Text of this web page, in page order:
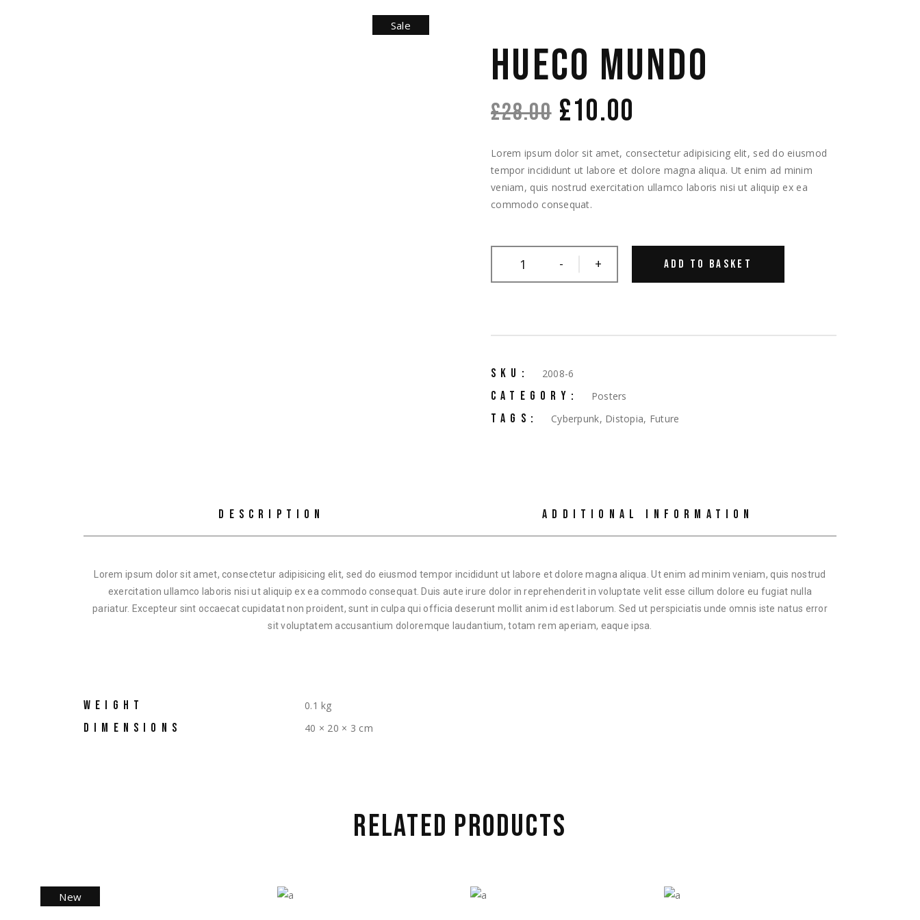
Sale
HUECO MUNDO
£28.00 £10.00
Lorem ipsum dolor sit amet, consectetur adipisicing elit, sed do eiusmod
tempor incididunt ut labore et dolore magna aliqua. Ut enim ad minim
veniam, quis nostrud exercitation ullamco laboris nisi ut aliquip ex ea
commodo consequat.
- + ADD TO BASKET
SKU: 2008-6
CATEGORY: Posters
TAGS: Cyberpunk, Distopia, Future
DESCRIPTION ADDITIONAL INFORMATION
Lorem ipsum dolor sit amet, consectetur adipisicing elit, sed do eiusmod tempor incididunt ut labore et dolore magna aliqua. Ut enim ad minim veniam, quis nostrud
exercitation ullamco laboris nisi ut aliquip ex ea commodo consequat. Duis aute irure dolor in reprehenderit in voluptate velit esse cillum dolore eu fugiat nulla
pariatur. Excepteur sint occaecat cupidatat non proident, sunt in culpa qui officia deserunt mollit anim id est laborum. Sed ut perspiciatis unde omnis iste natus error
sit voluptatem accusantium doloremque laudantium, totam rem aperiam, eaque ipsa.
WEIGHT 0.1 kg
DIMENSIONS 40 × 20 × 3 cm
RELATED PRODUCTS
New